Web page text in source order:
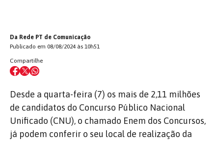
Da Rede PT de Comunicação
Publicado em 08/08/2024 às 10h51
Compartilhe
Desde a quarta-feira (7) os mais de 2,11 milhões
de candidatos do Concurso Público Nacional
Unificado (CNU), o chamado Enem dos Concursos,
já podem conferir o seu local de realização da